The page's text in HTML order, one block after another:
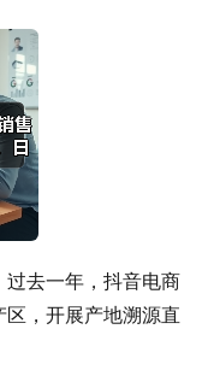
过去一年，抖音电商
，开展产地溯源直